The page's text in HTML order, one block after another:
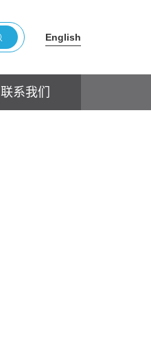
English
联系我们